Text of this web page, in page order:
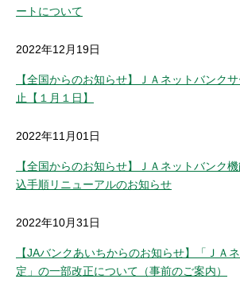
ートについて
2022年12月19日
【全国からのお知らせ】ＪＡネットバンク
止【１月１日】
2022年11月01日
【全国からのお知らせ】ＪＡネットバンク
込手順リニューアルのお知らせ
2022年10月31日
【JAバンクあいちからのお知らせ】「ＪＡ
定」の一部改正について（事前のご案内）